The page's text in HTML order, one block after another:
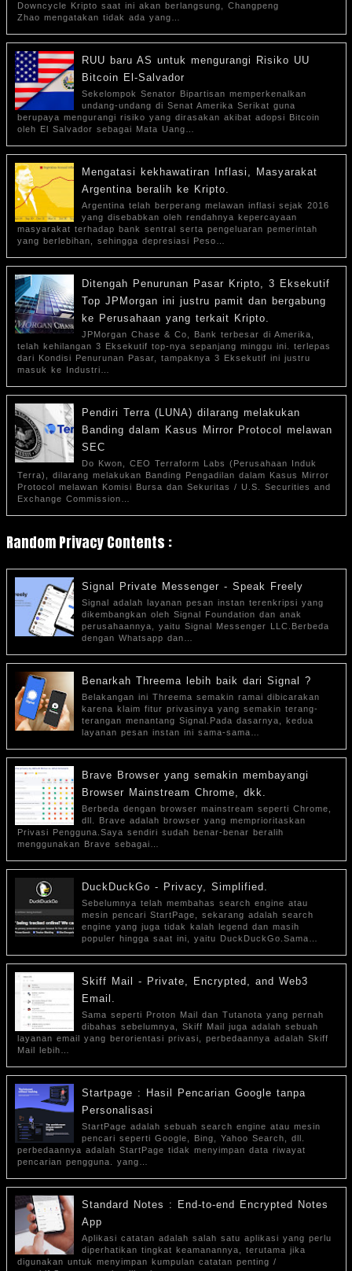
Downcycle Kripto saat ini akan berlangsung, Changpeng
Zhao mengatakan tidak ada yang…
RUU baru AS untuk mengurangi Risiko UU
Bitcoin El-Salvador
Sekelompok Senator Bipartisan memperkenalkan
undang-undang di Senat Amerika Serikat guna
berupaya mengurangi risiko yang dirasakan akibat adopsi Bitcoin
oleh El Salvador sebagai Mata Uang…
Mengatasi kekhawatiran Inflasi, Masyarakat
Argentina beralih ke Kripto.
Argentina telah berperang melawan inflasi sejak 2016
yang disebabkan oleh rendahnya kepercayaan
masyarakat terhadap bank sentral serta pengeluaran pemerintah
yang berlebihan, sehingga depresiasi Peso…
Ditengah Penurunan Pasar Kripto, 3 Eksekutif
Top JPMorgan ini justru pamit dan bergabung
ke Perusahaan yang terkait Kripto.
JPMorgan Chase & Co, Bank terbesar di Amerika,
telah kehilangan 3 Eksekutif top-nya sepanjang minggu ini. terlepas
dari Kondisi Penurunan Pasar, tampaknya 3 Eksekutif ini justru
masuk ke Industri…
Pendiri Terra (LUNA) dilarang melakukan
Banding dalam Kasus Mirror Protocol melawan
SEC
Do Kwon, CEO Terraform Labs (Perusahaan Induk
Terra), dilarang melakukan Banding Pengadilan dalam Kasus Mirror
Protocol melawan Komisi Bursa dan Sekuritas / U.S. Securities and
Exchange Commission…
Random Privacy Contents :
Signal Private Messenger - Speak Freely
Signal adalah layanan pesan instan terenkripsi yang
dikembangkan oleh Signal Foundation dan anak
perusahaannya, yaitu Signal Messenger LLC.Berbeda
dengan Whatsapp dan…
Benarkah Threema lebih baik dari Signal ?
Belakangan ini Threema semakin ramai dibicarakan
karena klaim fitur privasinya yang semakin terang-
terangan menantang Signal.Pada dasarnya, kedua
layanan pesan instan ini sama-sama…
Brave Browser yang semakin membayangi
Browser Mainstream Chrome, dkk.
Berbeda dengan browser mainstream seperti Chrome,
dll. Brave adalah browser yang memprioritaskan
Privasi Pengguna.Saya sendiri sudah benar-benar beralih
menggunakan Brave sebagai…
DuckDuckGo - Privacy, Simplified.
Sebelumnya telah membahas search engine atau
mesin pencari StartPage, sekarang adalah search
engine yang juga tidak kalah legend dan masih
populer hingga saat ini, yaitu DuckDuckGo.Sama…
Skiff Mail - Private, Encrypted, and Web3
Email.
Sama seperti Proton Mail dan Tutanota yang pernah
dibahas sebelumnya, Skiff Mail juga adalah sebuah
layanan email yang berorientasi privasi, perbedaannya adalah Skiff
Mail lebih…
Startpage : Hasil Pencarian Google tanpa
Personalisasi
StartPage adalah sebuah search engine atau mesin
pencari seperti Google, Bing, Yahoo Search, dll.
perbedaannya adalah StartPage tidak menyimpan data riwayat
pencarian pengguna. yang…
Standard Notes : End-to-end Encrypted Notes
App
Aplikasi catatan adalah salah satu aplikasi yang perlu
diperhatikan tingkat keamanannya, terutama jika
digunakan untuk menyimpan kumpulan catatan penting /